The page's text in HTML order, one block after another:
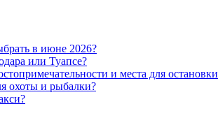
в июне 2026?
или Туапсе?
и места для остановки
охоты и рыбалки?